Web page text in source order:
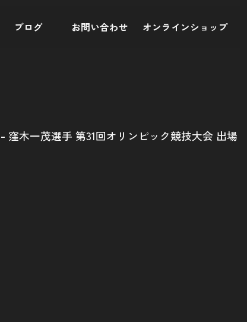
ブログ お問い合わせ オンラインショップ
窪木一茂選手 第31回オリンピック競技大会 出場